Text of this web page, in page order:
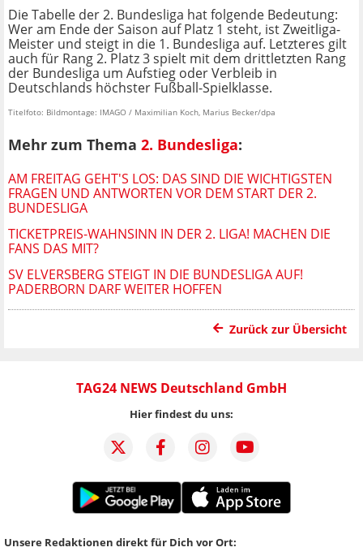
Die Tabelle der 2. Bundesliga hat folgende Bedeutung:
Wer am Ende der Saison auf Platz 1 steht, ist Zweitliga-
Meister und steigt in die 1. Bundesliga auf. Letzteres gilt
auch für Rang 2. Platz 3 spielt mit dem drittletzten Rang
der Bundesliga um Aufstieg oder Verbleib in
Deutschlands höchster Fußball-Spielklasse.
Titelfoto: Bildmontage: IMAGO / Maximilian Koch, Marius Becker/dpa
Mehr zum Thema 2. Bundesliga:
AM FREITAG GEHT'S LOS: DAS SIND DIE WICHTIGSTEN
FRAGEN UND ANTWORTEN VOR DEM START DER 2.
BUNDESLIGA
TICKETPREIS-WAHNSINN IN DER 2. LIGA! MACHEN DIE
FANS DAS MIT?
SV ELVERSBERG STEIGT IN DIE BUNDESLIGA AUF!
PADERBORN DARF WEITER HOFFEN
Zurück zur Übersicht
TAG24 NEWS Deutschland GmbH
Hier findest du uns:
Unsere Redaktionen direkt für Dich vor Ort: